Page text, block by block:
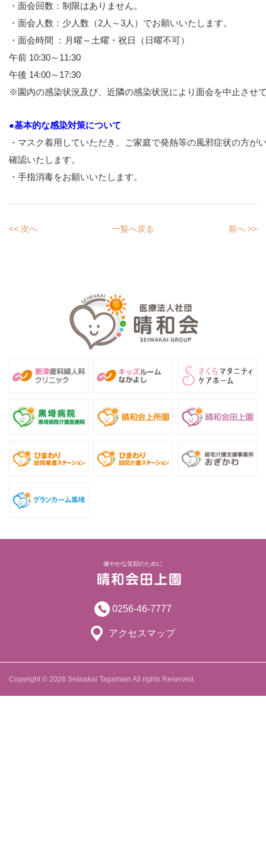
・面会回数：制限はありません。
・面会人数：少人数（2人～3人）でお願いいたします。
・面会時間 ：月曜～土曜・祝日（日曜不可）
午前 10:30～11:30
午後 14:00～17:30
●基本的な感染対策について
・マスク着用していただき、ご家庭で発熱等の風邪症状の方が
確認いたします。
・手指消毒をお願いいたします。
<< 次へ 一覧へ戻る 前へ >>
健やかな笑顔のために
0256-46-7777
アクセスマップ
Copyright © 2026 Seiwakai Tagamien All rights Reserved.